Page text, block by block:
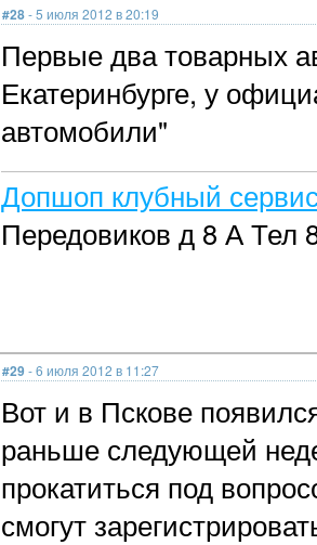
#28- 5 июля 2012 в 20:19
Первые два товарных
Екатеринбурге, у
автомобили"
Допшоп клубный
Передовиков д 8 А Тел
#29- 6 июля 2012 в 11:27
Вот и в Пскове
раньше следующей
прокатиться под
смогут